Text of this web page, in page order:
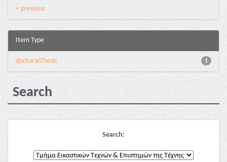
< previous
Item Type
1
doctoralThesis
Search
Search: